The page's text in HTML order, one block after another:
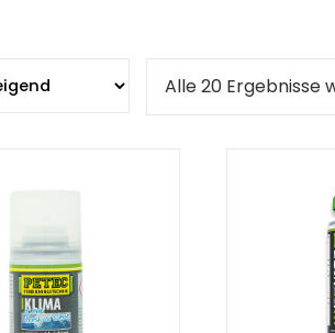
Alle 20 Ergebnisse